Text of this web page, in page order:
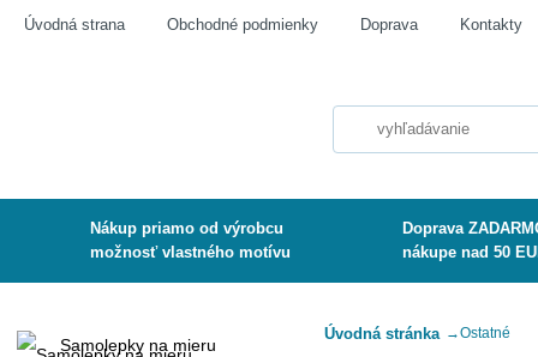
Úvodná strana Obchodné podmienky Doprava Kontakty
Nákup priamo od výrobcu
možnosť vlastného motívu
Doprava
nákupe nad 50
Úvodná stránka →Ostatné
Samolepky na mieru